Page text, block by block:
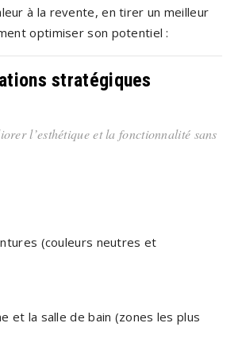
à la revente, en tirer un meilleur
optimiser son potentiel :
stratégiques
l’esthétique et la fonctionnalité sans
(couleurs neutres et
et la salle de bain (zones les plus